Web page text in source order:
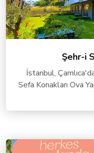
Şehr-i
İstanbul,
Sefa Konakları Ova